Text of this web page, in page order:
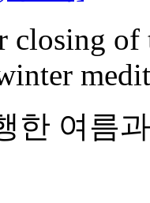
closing of
한 여름